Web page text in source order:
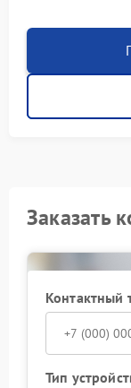
Заказать
Контактный
Тип